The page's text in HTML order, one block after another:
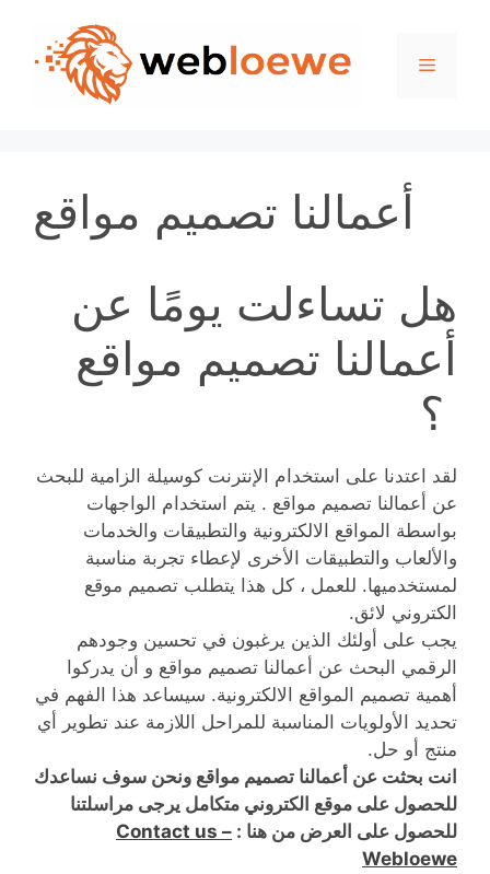
content
Menu
أعمالنا تصميم مواقع
هل تساءلت يومًا عن
أعمالنا تصميم مواقع
؟
لقد اعتدنا على استخدام الإنترنت كوسيلة الزامية للبحث
عن أعمالنا تصميم مواقع . يتم استخدام الواجهات
بواسطة المواقع الالكترونية والتطبيقات والخدمات
والألعاب والتطبيقات الأخرى لإعطاء تجربة مناسبة
لمستخدميها. للعمل ، كل هذا يتطلب تصميم موقع
الكتروني لائق.
يجب على أولئك الذين يرغبون في تحسين وجودهم
الرقمي البحث عن أعمالنا تصميم مواقع و أن يدركوا
أهمية تصميم المواقع الالكترونية. سيساعد هذا الفهم في
تحديد الأولويات المناسبة للمراحل اللازمة عند تطوير أي
منتج أو حل.
انت بحثت عن أعمالنا تصميم مواقع ونحن سوف نساعدك
للحصول على موقع الكتروني متكامل يرجى مراسلتنا
للحصول على العرض من هنا : Contact us –
Webloewe